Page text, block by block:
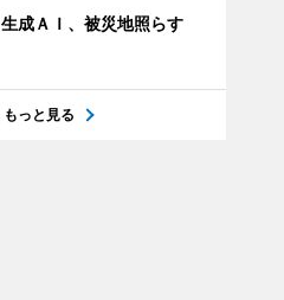
生成ＡＩ、被災地照らす
もっと見る